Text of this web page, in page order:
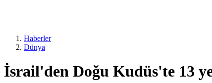
Haberler
Dünya
İsrail'den Doğu Kudüs'te 13